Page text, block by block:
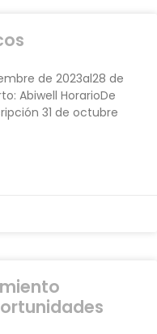
de 2023al28 de
Abiwell HorarioDe
31 de octubre